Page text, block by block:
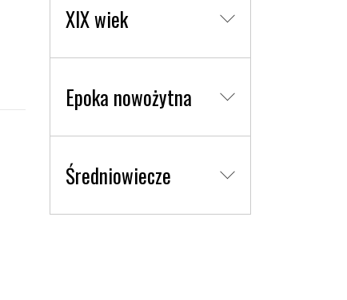
XIX wiek
Epoka nowożytna
Średniowiecze